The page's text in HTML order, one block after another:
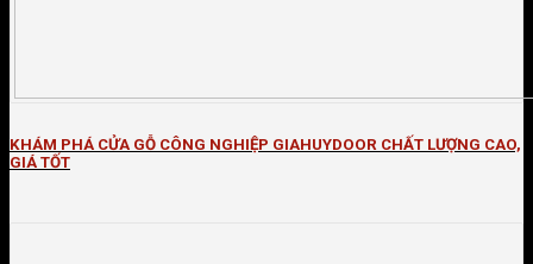
KHÁM PHÁ CỬA GỖ CÔNG NGHIỆP GIAHUYDOOR CHẤT LƯỢNG CAO,
GIÁ TỐT